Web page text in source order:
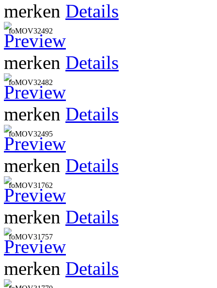
merken Details
foMOV32492
merken Details
foMOV32482
merken Details
foMOV32495
merken Details
foMOV31762
merken Details
foMOV31757
merken Details